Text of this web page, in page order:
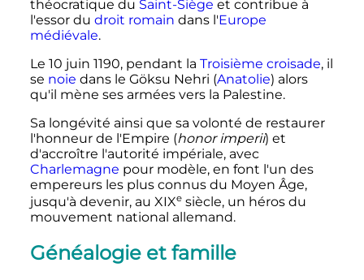
théocratique du Saint-Siège et contribue à
l'essor du droit romain dans l'Europe
médiévale.
Le 10 juin 1190, pendant la Troisième croisade, il
se noie dans le Göksu Nehri (Anatolie) alors
qu'il mène ses armées vers la Palestine.
Sa longévité ainsi que sa volonté de restaurer
l'honneur de l'Empire (honor imperii) et
d'accroître l'autorité impériale, avec
Charlemagne pour modèle, en font l'un des
empereurs les plus connus du Moyen Âge,
jusqu'à devenir, au XIXe siècle, un héros du
mouvement national allemand.
Généalogie et famille